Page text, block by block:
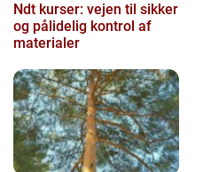
Ndt kurser: vejen til sikker
og pålidelig kontrol af
materialer